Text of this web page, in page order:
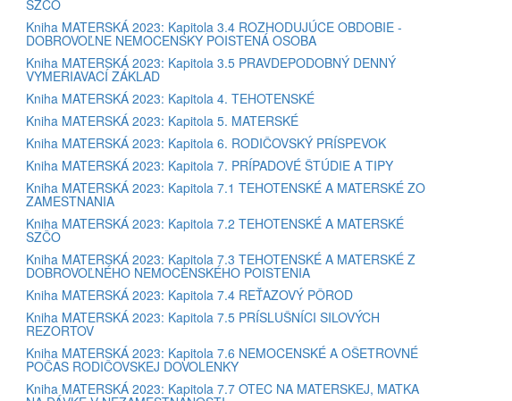
SZČO
Kniha MATERSKÁ 2023: Kapitola 3.4 ROZHODUJÚCE OBDOBIE -
DOBROVOĽNE NEMOCENSKY POISTENÁ OSOBA
Kniha MATERSKÁ 2023: Kapitola 3.5 PRAVDEPODOBNÝ DENNÝ
VYMERIAVACÍ ZÁKLAD
Kniha MATERSKÁ 2023: Kapitola 4. TEHOTENSKÉ
Kniha MATERSKÁ 2023: Kapitola 5. MATERSKÉ
Kniha MATERSKÁ 2023: Kapitola 6. RODIČOVSKÝ PRÍSPEVOK
Kniha MATERSKÁ 2023: Kapitola 7. PRÍPADOVÉ ŠTÚDIE A TIPY
Kniha MATERSKÁ 2023: Kapitola 7.1 TEHOTENSKÉ A MATERSKÉ ZO
ZAMESTNANIA
Kniha MATERSKÁ 2023: Kapitola 7.2 TEHOTENSKÉ A MATERSKÉ
SZČO
Kniha MATERSKÁ 2023: Kapitola 7.3 TEHOTENSKÉ A MATERSKÉ Z
DOBROVOĽNÉHO NEMOCENSKÉHO POISTENIA
Kniha MATERSKÁ 2023: Kapitola 7.4 REŤAZOVÝ PÔROD
Kniha MATERSKÁ 2023: Kapitola 7.5 PRÍSLUŠNÍCI SILOVÝCH
REZORTOV
Kniha MATERSKÁ 2023: Kapitola 7.6 NEMOCENSKÉ A OŠETROVNÉ
POČAS RODIČOVSKEJ DOVOLENKY
Kniha MATERSKÁ 2023: Kapitola 7.7 OTEC NA MATERSKEJ, MATKA